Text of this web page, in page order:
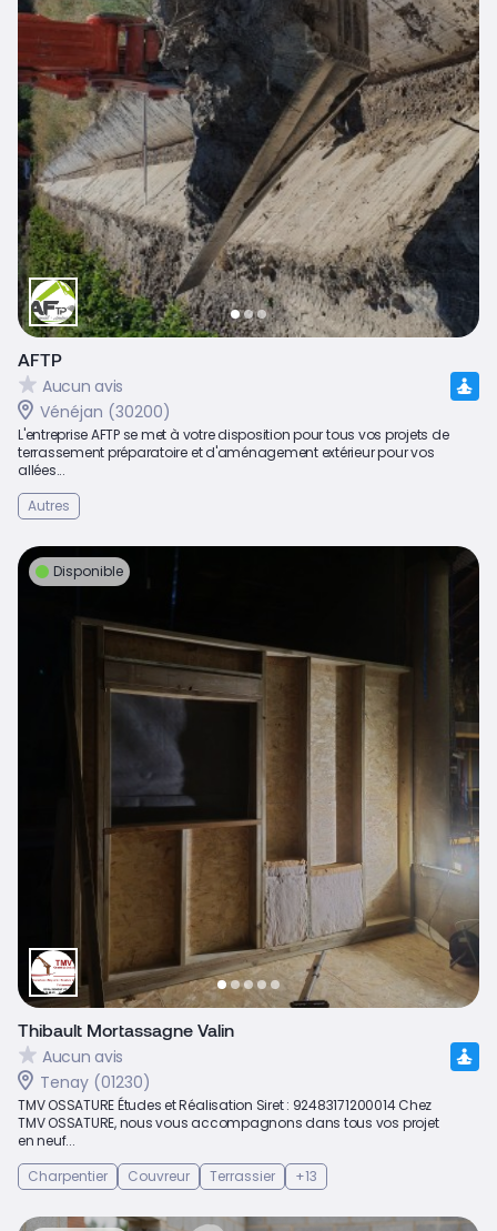
AFTP
Aucun avis
Vénéjan (30200)
L'entreprise AFTP se met à votre disposition pour tous vos projets de
terrassement préparatoire et d'aménagement extérieur pour vos
allées...
Autres
Disponible
Thibault Mortassagne Valin
Aucun avis
Tenay (01230)
TMV OSSATURE Études et Réalisation Siret : 92483171200014 Chez
TMV OSSATURE, nous vous accompagnons dans tous vos projet
en neuf...
Charpentier
Couvreur Terrassier +13